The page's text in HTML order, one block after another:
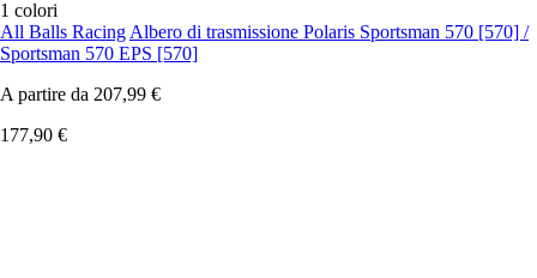
1 colori
All Balls Racing Albero di trasmissione Polaris Sportsman 570 [570] /
Sportsman 570 EPS [570]
A partire da 207,99 €
177,90 €